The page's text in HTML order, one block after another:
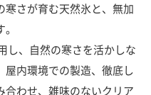
寒さが育む天然氷と、無加
し、自然の寒さを活かしな
屋内環境での製造、徹底し
合わせ、雑味のないクリア